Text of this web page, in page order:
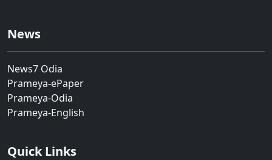
News
News7 Odia
Prameya-ePaper
Prameya-Odia
Prameya-English
Quick Links